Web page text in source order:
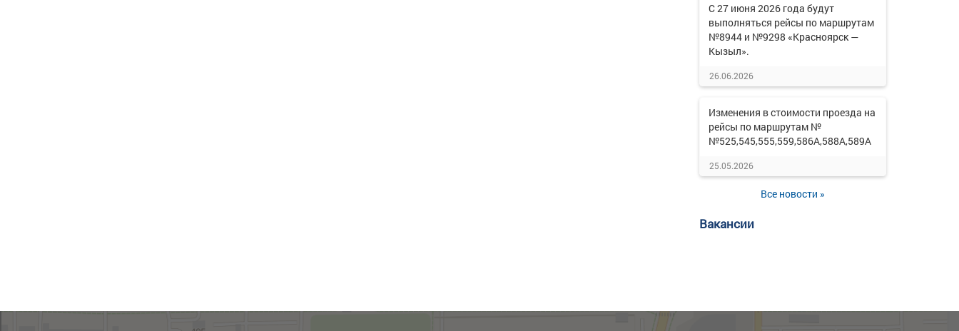
С 27 июня 2026 года будут
выполняться рейсы по маршрутам
№8944 и №9298 «Красноярск —
Кызыл».
26.06.2026
Изменения в стоимости проезда на
рейсы по маршрутам №
№525,545,555,559,586А,588А,589А
25.05.2026
Все новости »
Вакансии